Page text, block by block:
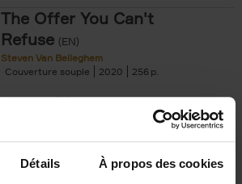
Détails À propos des cookies
The Offer You Can't
Refuse (EN)
Steven Van Belleghem
Couverture souple
2020 256
€37,50